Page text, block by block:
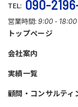
TEL: 090-
営業時間: 9:00 - 18:00
トップページ
会社案内
実績一覧
顧問・コンサルティ